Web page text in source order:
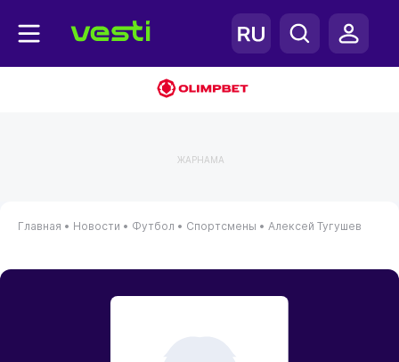
ЖАРНАМА
Главная • Новости • Футбол • Спортсмены • Алексей Тугушев